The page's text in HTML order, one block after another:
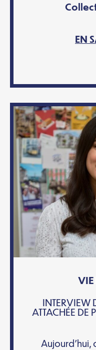
EN
VIE
INTERVIEW
ATTACHÉE DE
Aujourd’hui,